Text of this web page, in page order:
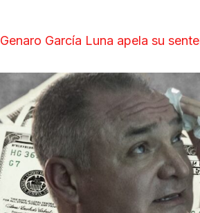
Genaro García Luna apela su